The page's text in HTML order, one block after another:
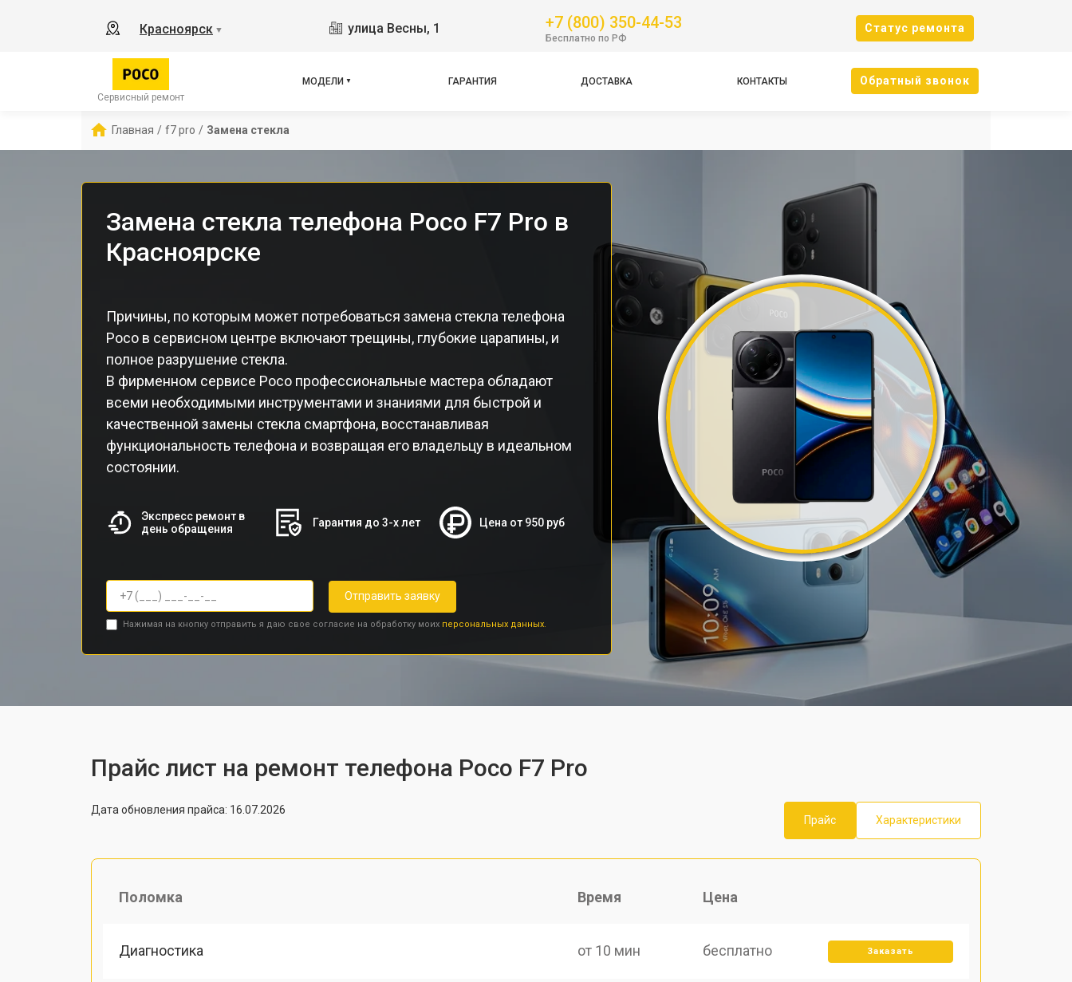
Красноярск ▼ улица Весны, 1 +7 (800) 350-44-53
Бесплатно по РФ
Cтатус ремонта
Сервисный ремонт
МОДЕЛИ
X3 GT
X3 Pro
ГАРАНТИЯ ДОСТАВКА КОНТАКТЫ Oбратный звонок
Главная / f7 pro / Замена стекла
Замена стекла телефона Poco F7 Pro в
Красноярске
Причины, по которым может потребоваться замена стекла телефона
Poco в сервисном центре включают трещины, глубокие царапины, и
полное разрушение стекла.
В фирменном сервисе Poco профессиональные мастера обладают
всеми необходимыми инструментами и знаниями для быстрой и
качественной замены стекла смартфона, восстанавливая
функциональность телефона и возвращая его владельцу в идеальном
состоянии.
Экспресс ремонт в
день обращения
Гарантия до 3-х лет Цена от 950 руб
Отправить заявку
Нажимая на кнопку отправить я даю свое согласие на обработку моих персональных данных.
Прайс лист на ремонт телефона Poco F7 Pro
Дата обновления прайса: 16.07.2026
Прайс
Характеристики
Поломка Время Цена
Диагностика от 10 мин бесплатно Заказать